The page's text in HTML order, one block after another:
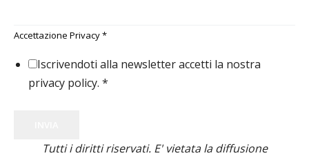
Accettazione Privacy*
Iscrivendoti alla newsletter accetti la nostra
privacy policy. *
Tutti i diritti riservati. E' vietata la diffusione